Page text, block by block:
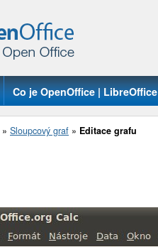
Co je OpenOffice | LibreOffice
» Sloupcový graf » Editace grafu